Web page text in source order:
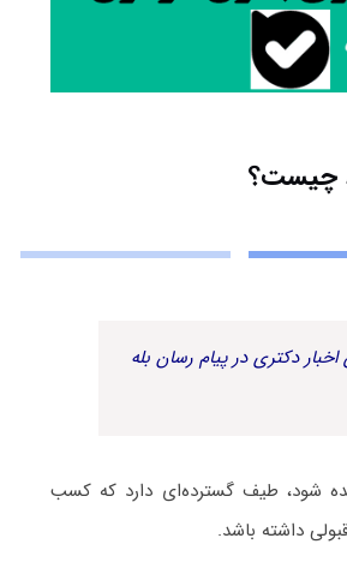
چیست؟
دکتری در پیام رسان بله
شود، طیف گسترده‌ای دارد که کسب
داشته باشد.